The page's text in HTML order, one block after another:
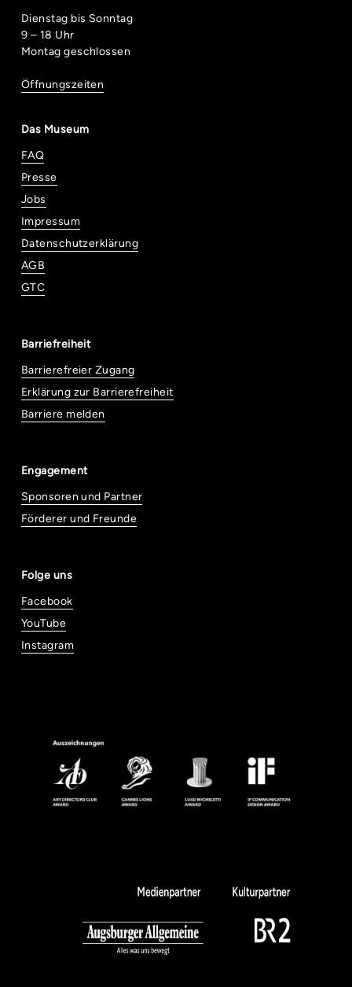
Dienstag bis Sonntag
9 – 18 Uhr
Montag geschlossen
Öffnungszeiten
Das Museum
FAQ
Presse
Jobs
Impressum
Datenschutzerklärung
AGB
GTC
Barriefreiheit
Barrierefreier Zugang
Erklärung zur Barrierefreiheit
Barriere melden
Engagement
Sponsoren und Partner
Förderer und Freunde
Folge uns
Facebook
YouTube
Instagram